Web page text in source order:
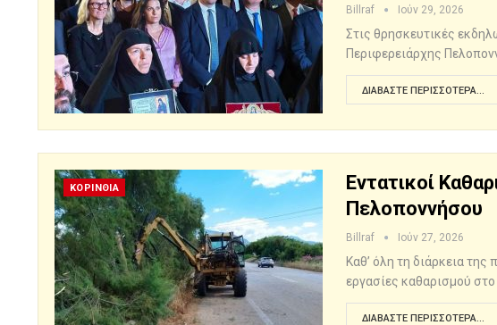
Billraf Ιούν 29, 2026
Στις θρησκευτικές
Περιφερειάρχης
ΔΙΑΒΆΣΤΕ ΠΕΡΙΣΣΌΤΕΡΑ...
ΚΟΡΙΝΘΙΑ
Εντατικοί
Πελοποννήσου
Billraf Ιούν 27, 2026
Καθ’ όλη τη διάρκεια
εργασίες καθαρισμού στο
ΔΙΑΒΆΣΤΕ ΠΕΡΙΣΣΌΤΕΡΑ...